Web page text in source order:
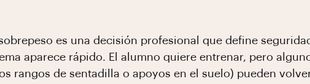
es una decisión profesional que define
aparece rápido. El alumno quiere entrenar, pero
rangos de sentadilla o apoyos en el suelo) pueden